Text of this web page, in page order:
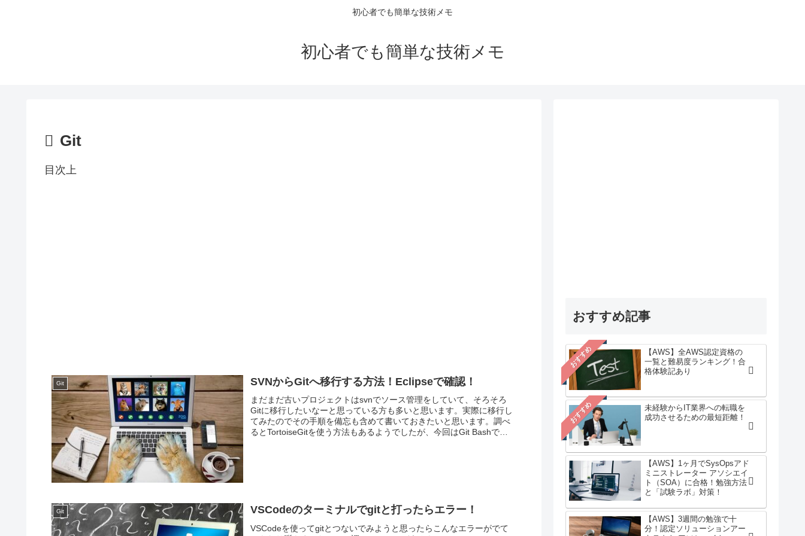
初心者でも簡単な技術メモ
初心者でも簡単な技術メモ
Git
目次上
Git SVNからGitへ移行する方法！Eclipseで確認！
まだまだ古いプロジェクトはsvnでソース管理をしていて、そろそろ
Gitに移行したいなーと思っている方も多いと思います。実際に移行し
てみたのでその手順を備忘も含めて書いておきたいと思います。調べ
るとTortoiseGitを使う方法もあるようでしたが、今回はGit Bashでコ
Git VSCodeのターミナルでgitと打ったらエラー！
VSCodeを使ってgitとつないでみようと思ったらこんなエラーがでて
おすすめ記事
おすすめ
【AWS】全AWS認定資格の
一覧と難易度ランキング！合
格体験記あり
おすすめ
未経験からIT業界への転職を
成功させるための最短距離！
【AWS】1ヶ月でSysOpsアド
ミニストレーター アソシエイ
ト（SOA）に合格！勉強方法
と「試験ラボ」対策！
【AWS】3週間の勉強で十
分！認定ソリューションアー